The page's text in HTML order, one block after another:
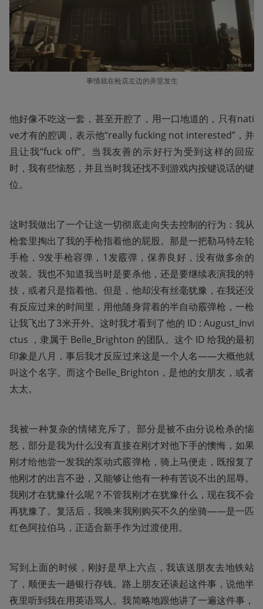
事情就在枪店左边的弄堂发生
他好像不吃这一套，甚至开腔了，用一口地道的，只有nati
ve才有的腔调，表示他“really fucking not interested”，并
且让我“fuck off”。当我友善的示好行为受到这样的回应
时，我有些恼怒，并且当时我还找不到游戏内按键说话的键
位。
这时我做出了一个让这一切彻底走向失去控制的行为：我从
枪套里掏出了我的手枪指着他的屁股。那是一把勒马特左轮
手枪，9发手枪容弹，1发霰弹，保养良好，没有做多余的
改装。我也不知道我当时是要杀他，还是要继续表演我的特
技，或者只是指着他。但是，他却没有丝毫犹豫，在我还没
有反应过来的时间里，用他随身背着的半自动霰弹枪，一枪
让我飞出了3米开外。这时我才看到了他的 ID : August_Invi
ctus ，隶属于 Belle_Brighton 的团队。这个 ID 给我的最初
印象是八月，事后我才反应过来这是一个人名——大概他就
叫这个名字。而这个Belle_Brighton，是他的女朋友，或者
太太。
我被一种复杂的情绪充斥了。部分是被不由分说枪杀的恼
怒，部分是我为什么没有直接在刚才对他下手的懊悔，如果
刚才给他尝一发我的泵动式霰弹枪，骑上马便走，既报复了
他刚才的出言不逊，又能够让他有一种有苦说不出的屈辱。
我刚才在犹豫什么呢？不管我刚才在犹豫什么，现在我不会
再犹豫了。复活后，我唤来我刚购买不久的坐骑——是一匹
红色阿拉伯马，正适合新手作为过渡使用。
写到上面的时候，刚好是早上六点，我该送朋友去地铁站
了，顺便去一趟银行存钱。路上朋友还谈起这件事，说他半
夜里听到我在用英语骂人。我简略地跟他讲了一遍这件事，